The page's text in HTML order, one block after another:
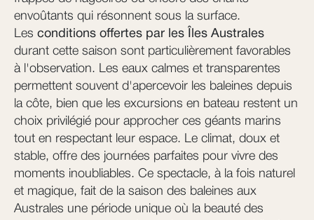
envoûtants qui résonnent sous la surface.
Les conditions offertes par les Îles Australes
durant cette saison sont particulièrement favorables
à l'observation. Les eaux calmes et transparentes
permettent souvent d'apercevoir les baleines depuis
la côte, bien que les excursions en bateau restent un
choix privilégié pour approcher ces géants marins
tout en respectant leur espace. Le climat, doux et
stable, offre des journées parfaites pour vivre des
moments inoubliables. Ce spectacle, à la fois naturel
et magique, fait de la saison des baleines aux
Australes une période unique où la beauté des